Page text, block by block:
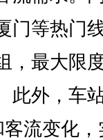
门等热门
，最大限
此外，车
流变化，